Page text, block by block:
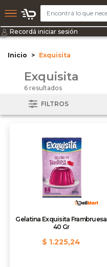
Recordá iniciar sesión
Inicio Exquisita
Exquisita
6 resultados
FILTROS
Gelatina Exquisita Frambruesa
40 Gr
$ 1.225,24